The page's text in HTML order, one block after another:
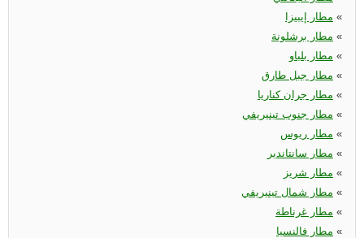
مطار إيبيزا «
مطار برشلونة «
مطار بلباو «
مطار جبل طارق «
مطار جران كناريا «
مطار جنوب تينيريفي «
مطار ريوس «
مطار سانتاندير «
مطار شريز «
مطار شمال تينيريفي «
مطار غرناطة «
مطار فالنسيا «